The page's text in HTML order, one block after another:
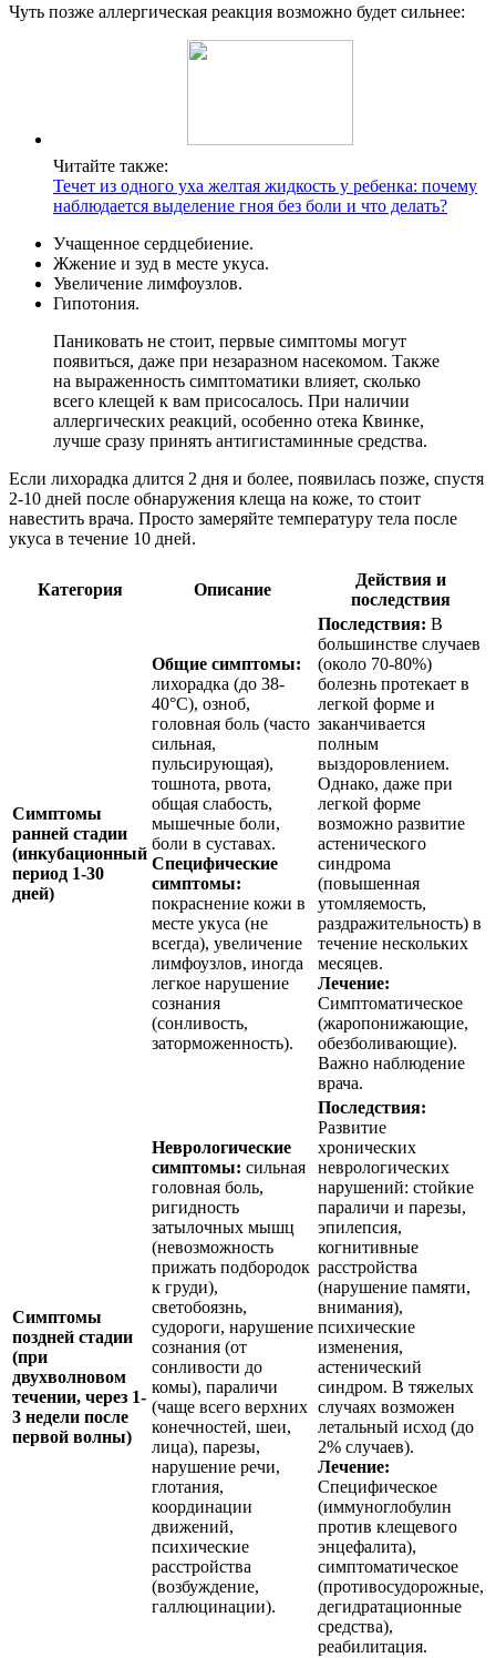
Чуть позже аллергическая реакция возможно будет сильнее:
Читайте также:
Течет из одного уха желтая жидкость у ребенка: почему
наблюдается выделение гноя без боли и что делать?
Учащенное сердцебиение.
Жжение и зуд в месте укуса.
Увеличение лимфоузлов.
Гипотония.
Паниковать не стоит, первые симптомы могут
появиться, даже при незаразном насекомом. Также
на выраженность симптоматики влияет, сколько
всего клещей к вам присосалось. При наличии
аллергических реакций, особенно отека Квинке,
лучше сразу принять антигистаминные средства.
Если лихорадка длится 2 дня и более, появилась позже, спустя
2-10 дней после обнаружения клеща на коже, то стоит
навестить врача. Просто замеряйте температуру тела после
укуса в течение 10 дней.
Категория Описание
Действия и
последствия
Симптомы
ранней стадии
(инкубационный
период 1-30
дней)
Общие симптомы:
лихорадка (до 38-
40°C), озноб,
головная боль (часто
сильная,
пульсирующая),
тошнота, рвота,
общая слабость,
мышечные боли,
боли в суставах.
Специфические
симптомы:
покраснение кожи в
месте укуса (не
всегда), увеличение
лимфоузлов, иногда
легкое нарушение
сознания
(сонливость,
заторможенность).
Последствия: В
большинстве случаев
(около 70-80%)
болезнь протекает в
легкой форме и
заканчивается
полным
выздоровлением.
Однако, даже при
легкой форме
возможно развитие
астенического
синдрома
(повышенная
утомляемость,
раздражительность) в
течение нескольких
месяцев.
Лечение:
Симптоматическое
(жаропонижающие,
обезболивающие).
Важно наблюдение
врача.
Симптомы
поздней стадии
(при
двухволновом
течении, через 1-
3 недели после
первой волны)
Неврологические
симптомы: сильная
головная боль,
ригидность
затылочных мышц
(невозможность
прижать подбородок
к груди),
светобоязнь,
судороги, нарушение
сознания (от
сонливости до
комы), параличи
(чаще всего верхних
конечностей, шеи,
лица), парезы,
нарушение речи,
глотания,
координации
движений,
психические
расстройства
(возбуждение,
галлюцинации).
Последствия:
Развитие
хронических
неврологических
нарушений: стойкие
параличи и парезы,
эпилепсия,
когнитивные
расстройства
(нарушение памяти,
внимания),
психические
изменения,
астенический
синдром. В тяжелых
случаях возможен
летальный исход (до
2% случаев).
Лечение:
Специфическое
(иммуноглобулин
против клещевого
энцефалита),
симптоматическое
(противосудорожные,
дегидратационные
средства),
реабилитация.